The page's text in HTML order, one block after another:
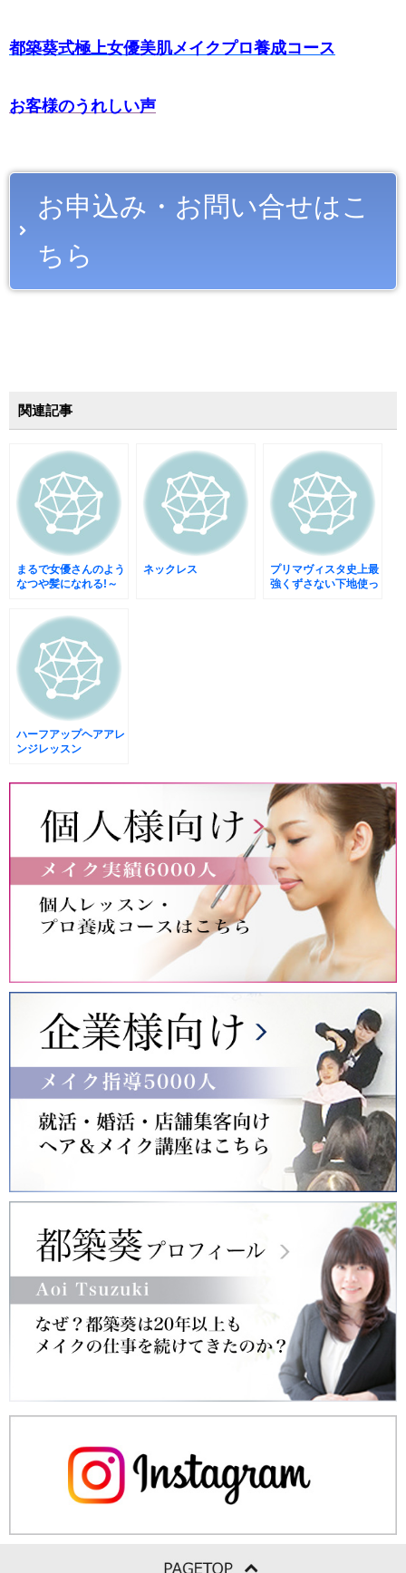
都築葵式極上女優美肌メイクプロ養成コース
お客様のうれしい声
お申込み・お問い合せはこ
ちら
関連記事
まるで女優さんのよう
なつや髪になれる!～
ネックレス
プリマヴィスタ史上最
強くずさない下地使っ
ハーフアップヘアアレ
ンジレッスン